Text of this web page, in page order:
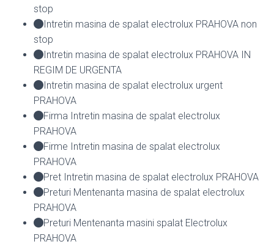
stop
Intretin masina de spalat electrolux PRAHOVA non
stop
Intretin masina de spalat electrolux PRAHOVA IN
REGIM DE URGENTA
Intretin masina de spalat electrolux urgent
PRAHOVA
Firma Intretin masina de spalat electrolux
PRAHOVA
Firme Intretin masina de spalat electrolux
PRAHOVA
Pret Intretin masina de spalat electrolux PRAHOVA
Preturi Mentenanta masina de spalat electrolux
PRAHOVA
Preturi Mentenanta masini spalat Electrolux
PRAHOVA